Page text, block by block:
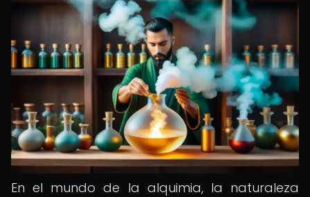
En el mundo de la alquimia, la naturaleza